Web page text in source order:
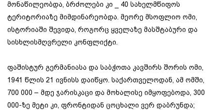
მონაწილეობდა, ბრძოლები კი _ 40 სახელმწიფოს
ტერიტორიაზე მიმდინარეობდა. მეორე მსოფლიო ომი,
ისტორიაში შევიდა, როგორც ყველაზე მასშტაბური და
სისხლისმღვრელი კონფლიქტი.
ფაშისტურ გერმანიასა და საბჭოთა კავშირს შორის ომი,
1941 წლის 21 ივნისს დაიწყო. საქართველოდან, ამ ომში,
700 000 – მდე ჯარისკაცი და მოხალისე იმყოფებოდა, 300
000-ზე მეტი კი, ფრონტიდან ცოცხალი ვერ დაბრუნდა;